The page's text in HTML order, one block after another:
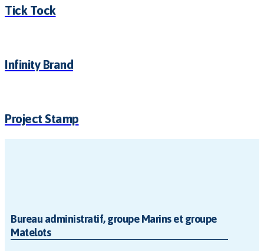
Tick Tock
Infinity Brand
Project Stamp
Bureau administratif, groupe Marins et groupe
Matelots